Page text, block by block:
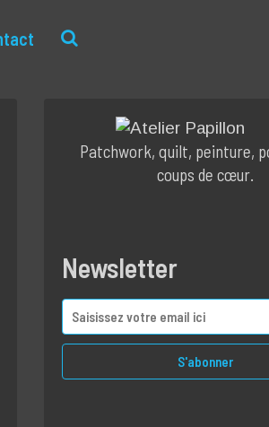
Newsletter
Patchwork, quilt, peinture,
coups de cœur.